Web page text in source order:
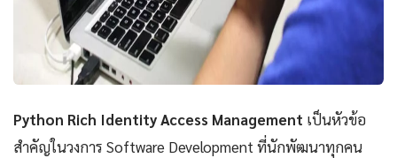
Python Rich Identity Access Management เป็นหัวข้อ
สำคัญในวงการ Software Development ที่นักพัฒนาทุกคน